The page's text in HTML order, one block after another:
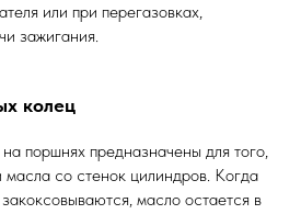
или при перегазовках,
зажигания.
колец
поршнях предназначены для того,
со стенок цилиндров. Когда
масло остается в